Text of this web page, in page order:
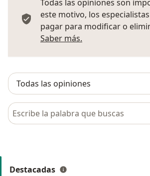
Todas las opiniones son
este motivo, los
pagar para modificar o
Saber más.
Busca en opiniones
Destacadas